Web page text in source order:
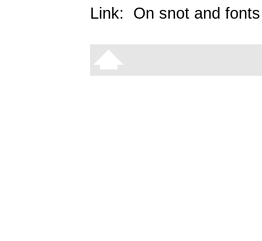
Link: On snot and fonts